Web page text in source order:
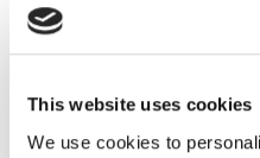
This website uses cookies
We use cookies to